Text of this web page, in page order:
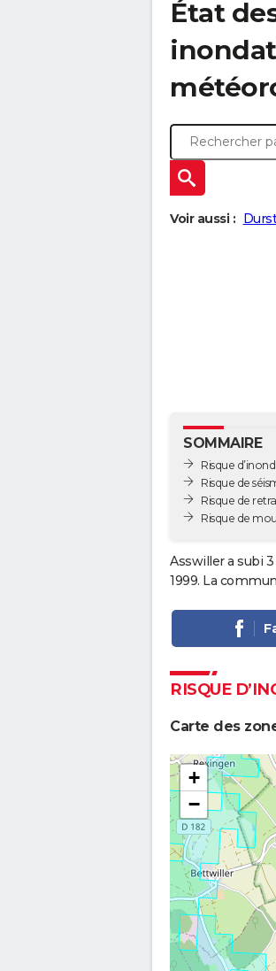
État
Voir aussi :
SOMMAIRE
Risque
Risque de
Risque de
Risque de
Asswiller a subi
1999. La
RISQUE
Carte des
+
−